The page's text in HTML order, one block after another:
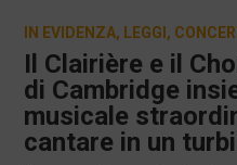
Il Clairière e il
di Cambridge
musicale
cantare in un
IN EVIDENZA, LEGGI ,